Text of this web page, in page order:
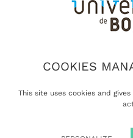
COOKIES
This site uses cookies and
processus fascinant.